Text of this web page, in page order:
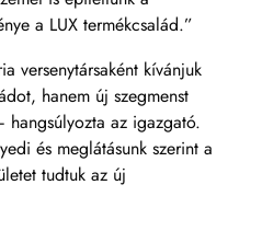
a LUX termékcsalád.”
versenytársaként kívánjuk
hanem új szegmenst
az igazgató.
és meglátásunk szerint a
tudtuk az új